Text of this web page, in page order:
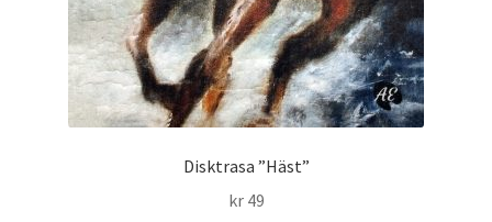
Disktrasa ”Häst”
kr49